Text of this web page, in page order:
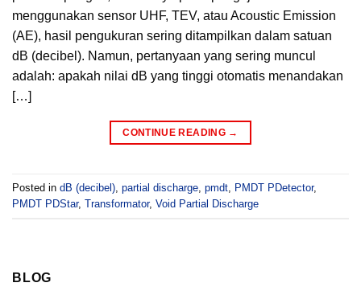
menggunakan sensor UHF, TEV, atau Acoustic Emission
(AE), hasil pengukuran sering ditampilkan dalam satuan
dB (decibel). Namun, pertanyaan yang sering muncul
adalah: apakah nilai dB yang tinggi otomatis menandakan
[…]
CONTINUE READING →
Posted in dB (decibel) partial discharge pmdt PMDT PDetector,
PMDT PDStar, Transformator, Void Partial Discharge
BLOG